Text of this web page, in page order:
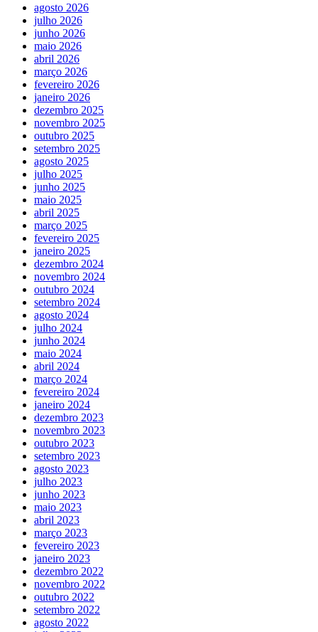
agosto 2026
julho 2026
junho 2026
maio 2026
abril 2026
março 2026
fevereiro 2026
janeiro 2026
dezembro 2025
novembro 2025
outubro 2025
setembro 2025
agosto 2025
julho 2025
junho 2025
maio 2025
abril 2025
março 2025
fevereiro 2025
janeiro 2025
dezembro 2024
novembro 2024
outubro 2024
setembro 2024
agosto 2024
julho 2024
junho 2024
maio 2024
abril 2024
março 2024
fevereiro 2024
janeiro 2024
dezembro 2023
novembro 2023
outubro 2023
setembro 2023
agosto 2023
julho 2023
junho 2023
maio 2023
abril 2023
março 2023
fevereiro 2023
janeiro 2023
dezembro 2022
novembro 2022
outubro 2022
setembro 2022
agosto 2022